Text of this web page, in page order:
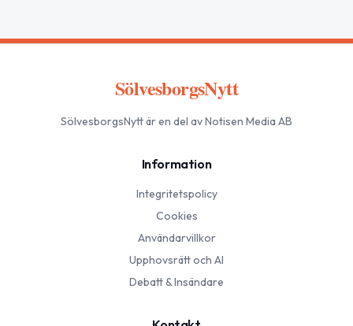
SölvesborgsNytt
SölvesborgsNyttär en del av Notisen Media AB
Information
Integritetspolicy
Cookies
Användarvillkor
Upphovsrätt och AI
Debatt & Insändare